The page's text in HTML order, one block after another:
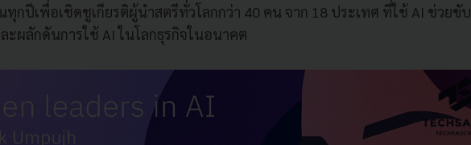
ทุกปีเพื่อเชิดชูเกียรติผู้นำสตรีทั่วโลกกว่า 40 คน จาก 18 ประเทศ ที่ใช้ AI ช่วยขับ
ะผลักดันการใช้ AI ในโลกธุรกิจในอนาคต